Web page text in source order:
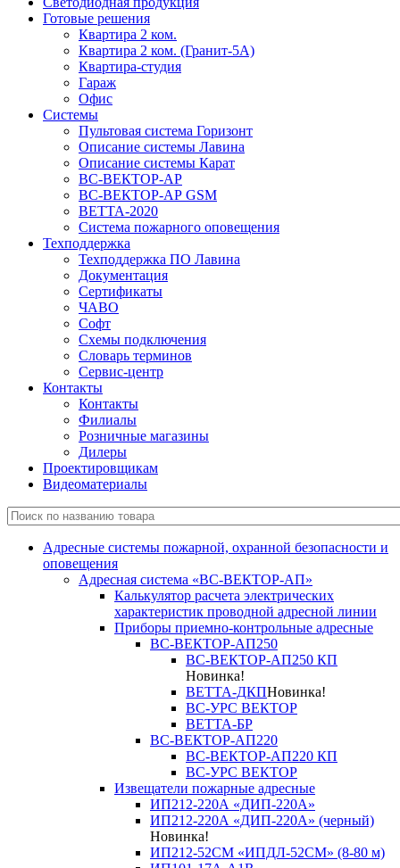
Готовые решения
Квартира 2 ком.
Квартира 2 ком. (Гранит-5А)
Квартира-студия
Гараж
Офис
Системы
Пультовая система Горизонт
Описание системы Лавина
Описание системы Карат
ВС-ВЕКТОР-АР
ВС-ВЕКТОР-АР GSM
ВЕТТА-2020
Система пожарного оповещения
Техподдержка
Техподдержка ПО Лавина
Документация
Сертификаты
ЧАВО
Софт
Схемы подключения
Словарь терминов
Сервис-центр
Контакты
Контакты
Филиалы
Розничные магазины
Дилеры
Проектировщикам
Видеоматериалы
Адресные системы пожарной, охранной безопасности и
оповещения
Адресная система «ВС-ВЕКТОР-АП»
Калькулятор расчета электрических
характеристик проводной адресной линии
Приборы приемно-контрольные адресные
ВС-ВЕКТОР-АП250
ВС-ВЕКТОР-АП250 КП
Новинка!
ВЕТТА-ДКПНовинка!
ВС-УРС ВЕКТОР
ВЕТТА-БР
ВС-ВЕКТОР-АП220
ВС-ВЕКТОР-АП220 КП
ВС-УРС ВЕКТОР
Извещатели пожарные адресные
ИП212-220А «ДИП-220А»
ИП212-220А «ДИП-220А» (черный)
Новинка!
ИП212-52СМ «ИПДЛ-52СМ» (8-80 м)